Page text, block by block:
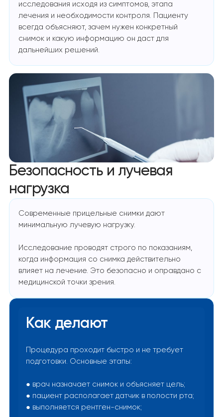
исследования исходя из симптомов, этапа
лечения и необходимости контроля. Пациенту
всегда объясняют, зачем нужен конкретный
снимок и какую информацию он даст для
дальнейших решений.
Безопасность и лучевая
нагрузка
Современные прицельные снимки дают
минимальную лучевую нагрузку.
Исследование проводят строго по показаниям,
когда информация со снимка действительно
влияет на лечение. Это безопасно и оправдано с
медицинской точки зрения.
Как делают
Процедура проходит быстро и не требует
подготовки. Основные этапы:
● врач назначает снимок и объясняет цель;
● пациент располагает датчик в полости рта;
● выполняется рентген-снимок;